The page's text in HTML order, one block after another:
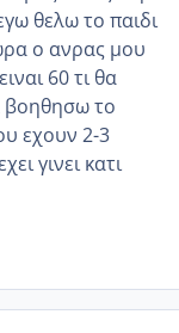
θελω το παιδι
ο ανρας μου
60 τι θα
βοηθησω το
εχουν 2-3
γινει κατι